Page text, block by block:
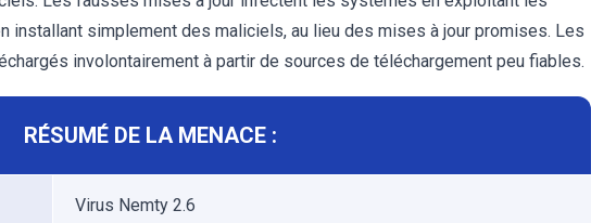
simplement des maliciels, au lieu des mises à jour promises. Les
involontairement à partir de sources de téléchargement peu fiables.
RÉSUMÉ DE LA MENACE :
Virus Nemty 2.6